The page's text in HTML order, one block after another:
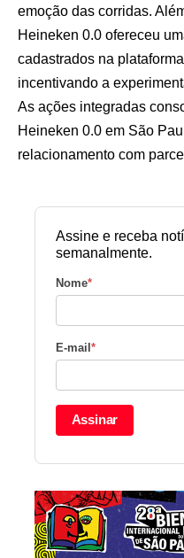
emoção das corridas.
Heineken 0.0 ofereceu
cadastrados na
incentivando a
As ações integradas
Heineken 0.0 em São
relacionamento com
Assine e receba
semanalmente.
Nome*
E-mail *
Assinar